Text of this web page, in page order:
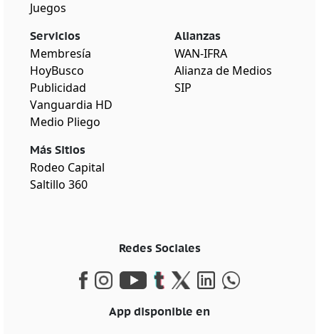
Juegos
Servicios
Membresía
HoyBusco
Publicidad
Vanguardia HD
Medio Pliego
Más Sitios
Rodeo Capital
Saltillo 360
Alianzas
WAN-IFRA
Alianza de Medios
SIP
Redes Sociales
App disponible en